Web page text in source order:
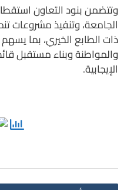
وتتضمن بنود التعاون
الجامعة، وتنفيذ مشروعات
ذات الطابعالخيري، بما
والمواطنة وبناء مستقبل
الإيجابية.